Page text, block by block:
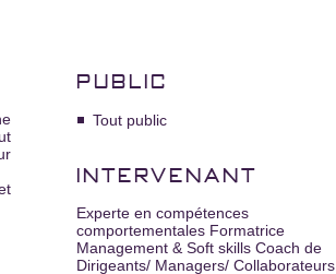
PUBLIC
Tout public
INTERVENANT
Experte en compétences
comportementales Formatrice
Management & Soft skills Coach de
Dirigeants/ Managers/ Collaborateurs